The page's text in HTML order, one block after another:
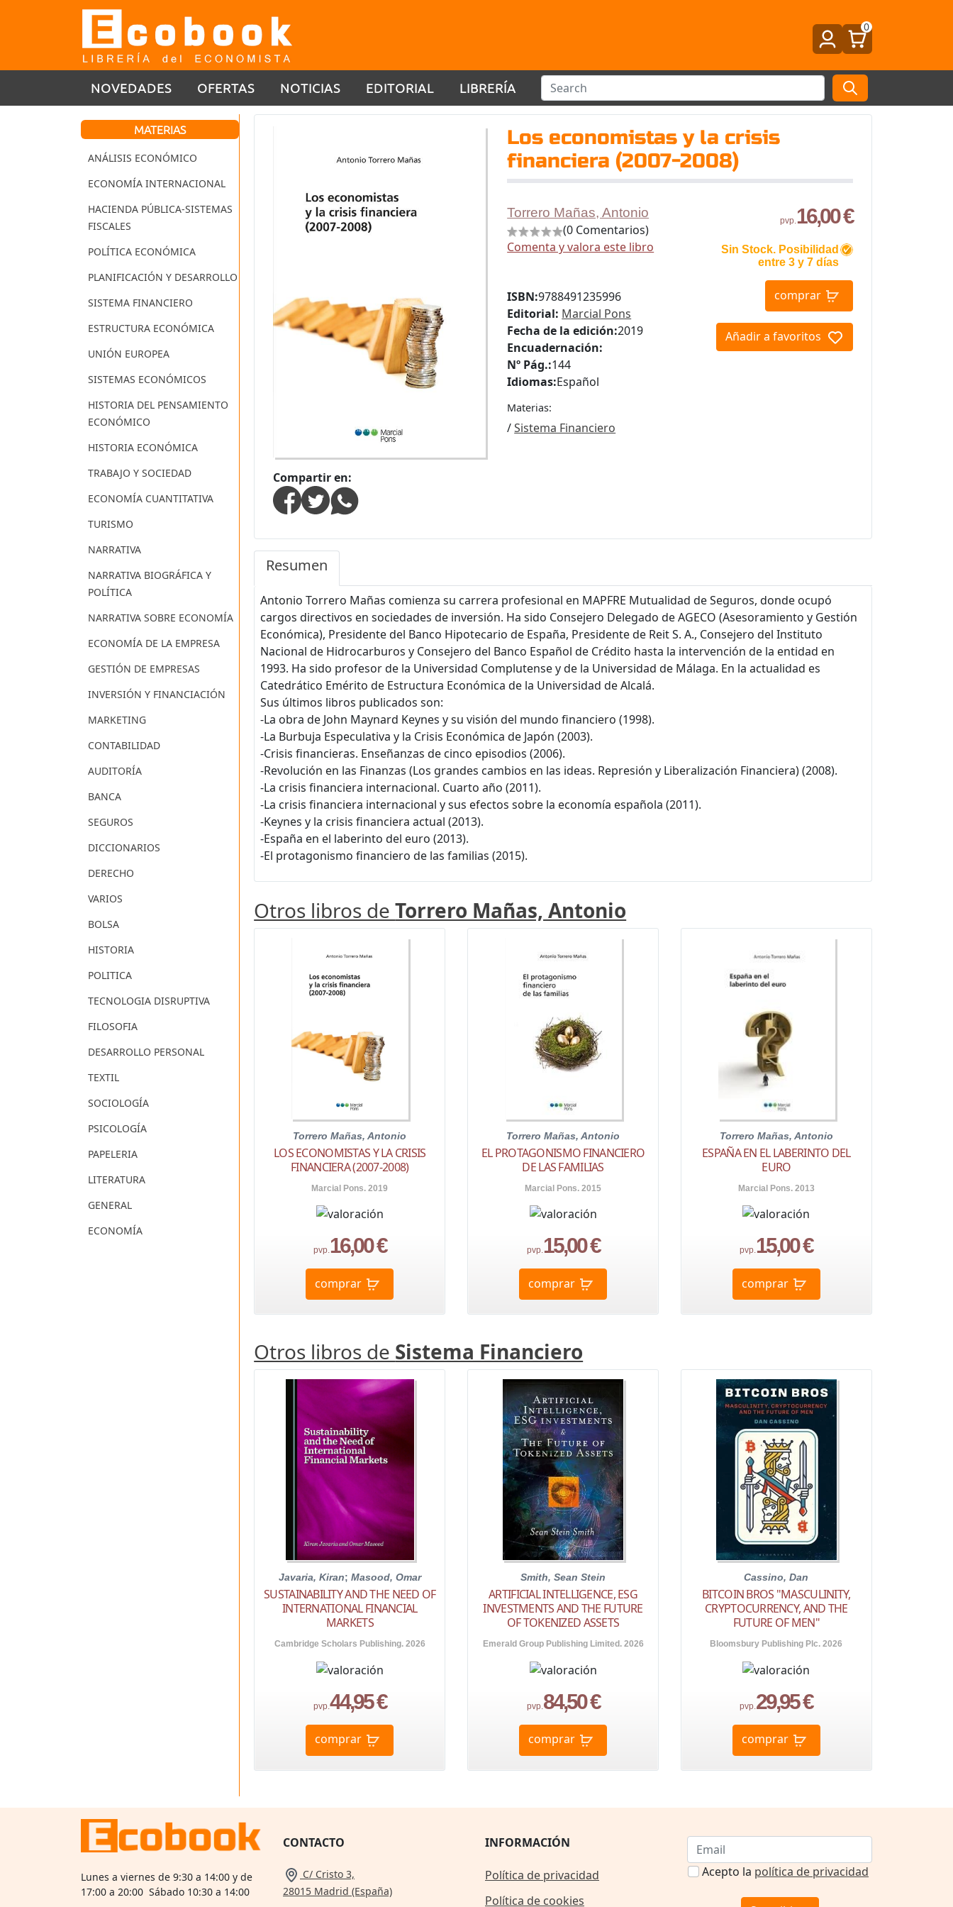
0
NOVEDADES OFERTAS NOTICIAS EDITORIAL LIBRERÍA
MATERIAS
ANÁLISIS ECONÓMICO
ECONOMÍA INTERNACIONAL
HACIENDA PÚBLICA-SISTEMAS
FISCALES
POLÍTICA ECONÓMICA
PLANIFICACIÓN Y DESARROLLO
SISTEMA FINANCIERO
ESTRUCTURA ECONÓMICA
UNIÓN EUROPEA
SISTEMAS ECONÓMICOS
HISTORIA DEL PENSAMIENTO
ECONÓMICO
HISTORIA ECONÓMICA
TRABAJO Y SOCIEDAD
ECONOMÍA CUANTITATIVA
TURISMO
NARRATIVA
NARRATIVA BIOGRÁFICA Y
POLÍTICA
NARRATIVA SOBRE ECONOMÍA
ECONOMÍA DE LA EMPRESA
GESTIÓN DE EMPRESAS
INVERSIÓN Y FINANCIACIÓN
MARKETING
CONTABILIDAD
AUDITORÍA
BANCA
SEGUROS
DICCIONARIOS
DERECHO
VARIOS
BOLSA
HISTORIA
POLITICA
TECNOLOGIA DISRUPTIVA
FILOSOFIA
DESARROLLO PERSONAL
TEXTIL
SOCIOLOGÍA
PSICOLOGÍA
PAPELERIA
LITERATURA
GENERAL
ECONOMÍA
Los economistas y la crisis
financiera (2007-2008)
Compartir en:
Torrero Mañas, Antonio
(0 Comentarios)
Comenta y valora este libro
pvp.16,00 €
Sin Stock. Posibilidad
entre 3 y 7 días
comprar
Añadir a favoritos
ISBN:9788491235996
Editorial: Marcial Pons
Fecha de la edición:2019
Encuadernación:
Nº Pág.:144
Idiomas:Español
Materias:
/Sistema Financiero
Resumen
Antonio Torrero Mañas comienza su carrera profesional en MAPFRE Mutualidad de Seguros, donde ocupó
cargos directivos en sociedades de inversión. Ha sido Consejero Delegado de AGECO (Asesoramiento y Gestión
Económica), Presidente del Banco Hipotecario de España, Presidente de Reit S. A., Consejero del Instituto
Nacional de Hidrocarburos y Consejero del Banco Español de Crédito hasta la intervención de la entidad en
1993. Ha sido profesor de la Universidad Complutense y de la Universidad de Málaga. En la actualidad es
Catedrático Emérito de Estructura Económica de la Universidad de Alcalá.
Sus últimos libros publicados son:
-La obra de John Maynard Keynes y su visión del mundo financiero (1998).
-La Burbuja Especulativa y la Crisis Económica de Japón (2003).
-Crisis financieras. Enseñanzas de cinco episodios (2006).
-Revolución en las Finanzas (Los grandes cambios en las ideas. Represión y Liberalización Financiera) (2008).
-La crisis financiera internacional. Cuarto año (2011).
-La crisis financiera internacional y sus efectos sobre la economía española (2011).
-Keynes y la crisis financiera actual (2013).
-España en el laberinto del euro (2013).
-El protagonismo financiero de las familias (2015).
Otros libros deTorrero Mañas, Antonio
Torrero Mañas, Antonio
LOS ECONOMISTAS Y LA CRISIS
FINANCIERA (2007-2008)
Marcial Pons. 2019
pvp.16,00 €
comprar
Torrero Mañas, Antonio
EL PROTAGONISMO FINANCIERO
DE LAS FAMILIAS
Marcial Pons. 2015
pvp.15,00 €
comprar
Torrero Mañas, Antonio
ESPAÑA EN EL LABERINTO DEL
EURO
Marcial Pons. 2013
pvp.15,00 €
comprar
Otros libros de Sistema Financiero
Javaria, Kiran; Masood, Omar
SUSTAINABILITY AND THE NEED OF
INTERNATIONAL FINANCIAL
MARKETS
Cambridge Scholars Publishing. 2026
pvp.44,95 €
comprar
Smith, Sean Stein
ARTIFICIAL INTELLIGENCE, ESG
INVESTMENTS AND THE FUTURE
OF TOKENIZED ASSETS
Emerald Group Publishing Limited. 2026
pvp.84,50 €
comprar
Cassino, Dan
BITCOIN BROS "MASCULINITY,
CRYPTOCURRENCY, AND THE
FUTURE OF MEN"
Bloomsbury Publishing Plc. 2026
pvp.29,95 €
comprar
Lunes a viernes de 9:30 a 14:00 y de
17:00 a 20:00 Sábado 10:30 a 14:00
CONTACTO
C/ Cristo 3,
28015 Madrid (España)
INFORMACIÓN
Política de privacidad
Política de cookies
Acepto la política de privacidad